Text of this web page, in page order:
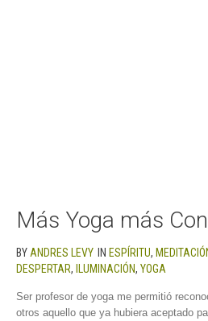
Más Yoga más
BY ANDRES LEVY IN ESPÍRITU,
DESPERTAR, ILUMINACIÓN, YOGA
Ser profesor de yoga me permitió
otros aquello que ya hubiera aceptado